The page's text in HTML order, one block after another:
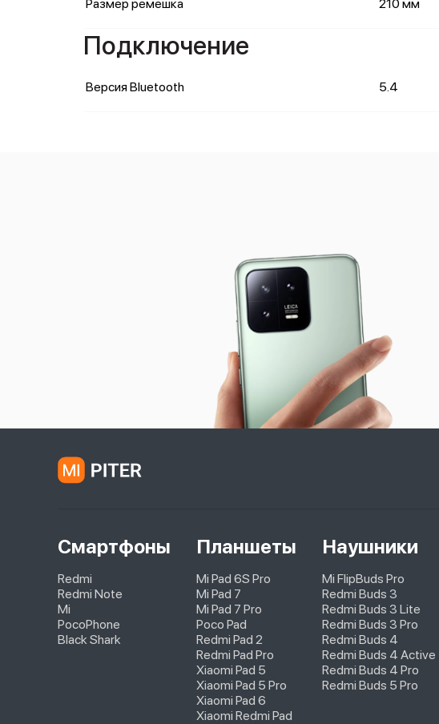
Размер ремешка 210 мм
Подключение
Версия Bluetooth 5.4
Смартфоны
Redmi
Redmi Note
Mi
PocoPhone
Black Shark
Планшеты
Mi Pad 6S Pro
Mi Pad 7
Mi Pad 7 Pro
Poco Pad
Redmi Pad 2
Redmi Pad Pro
Xiaomi Pad 5
Xiaomi Pad 5 Pro
Xiaomi Pad 6
Xiaomi Redmi Pad
Наушники
Mi FlipBuds Pro
Redmi Buds 3
Redmi Buds 3 Lite
Redmi Buds 3 Pro
Redmi Buds 4
Redmi Buds 4 Active
Redmi Buds 4 Pro
Redmi Buds 5 Pro